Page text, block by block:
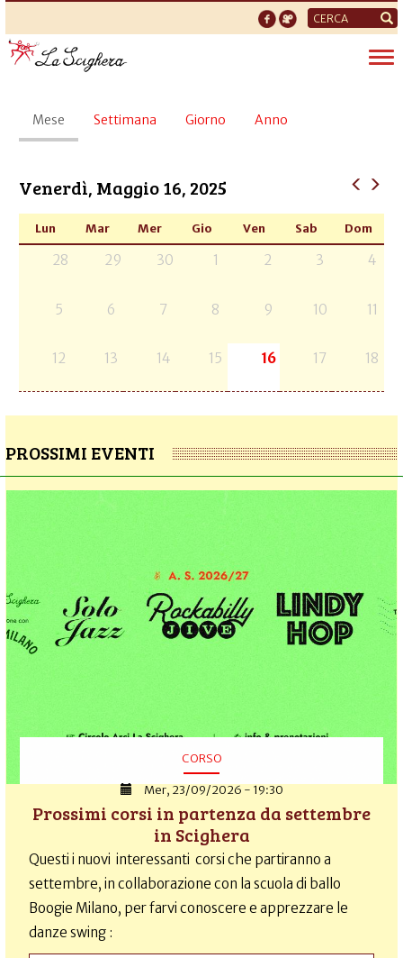
Form
di
ricerca
Schede
primarie
Mese (scheda
attiva)
Settimana Giorno Anno
Venerdì, Maggio 16, 2025
Lun Mar Mer Gio Ven Sab Dom
28 29 30 1 2 3 4
5 6 7 8 9 10 11
12 13 14 15 16 17 18
PROSSIMI EVENTI
CORSO
Mer, 23/09/2026 - 19:30
Prossimi corsi in partenza da settembre
in Scighera
Questi i nuovi interessanti corsi che partiranno a
settembre, in collaborazione con la scuola di ballo
Boogie Milano, per farvi conoscere e apprezzare le
danze swing :